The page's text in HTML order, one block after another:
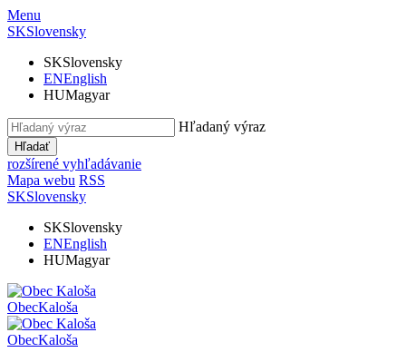
Menu
SKSlovensky
SKSlovensky
ENEnglish
HUMagyar
Hľadaný výraz
Hľadať
rozšírené vyhľadávanie
Mapa webu RSS
SKSlovensky
SKSlovensky
ENEnglish
HUMagyar
ObecKaloša
ObecKaloša